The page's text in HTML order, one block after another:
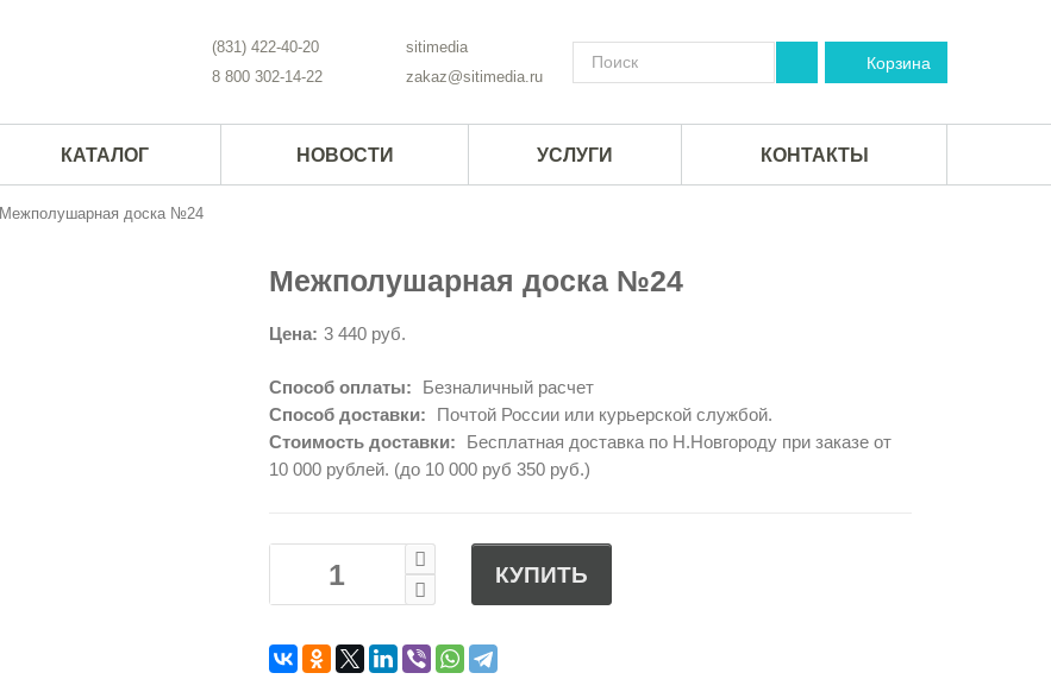
Корзина
sitimedia
zakaz@sitimedia.ru
(831) 422-40-20
8 800 302-14-22
КАТАЛОГ НОВОСТИ УСЛУГИ КОНТАКТЫ
Межполушарная доска №24
Межполушарная доска №24
Цена: 3 440 руб.
Способ оплаты:
Безналичный расчет
Способ доставки:
Почтой России или курьерской службой.
Стоимость доставки:
Бесплатная доставка по Н.Новгороду при заказе от
10 000 рублей. (до 10 000 руб 350 руб.)
КУПИТЬ